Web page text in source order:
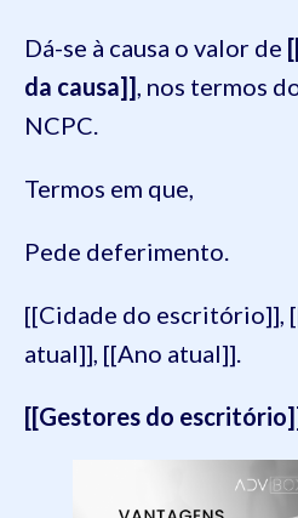
Dá-se à causa o valor de
da causa]] , nos termos
NCPC.
Termos em que,
Pede deferimento.
[[Cidade do escritório]],
atual]], [[Ano atual]].
[[Gestores do